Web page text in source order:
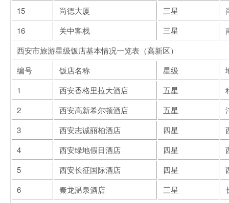
15 尚德大厦 三星
16
关中客栈 三星
西安市旅游星级饭店基本情况一览表（高新区）
编号
饭店名称 星级
1
西安香格里拉大酒店 五星
2
西安高新希尔顿酒店 五星
3
西安志诚丽柏酒店 四星
4
西安绿地假日酒店 四星
5
西安长征国际酒店 四星
6
秦龙温泉酒店 三星